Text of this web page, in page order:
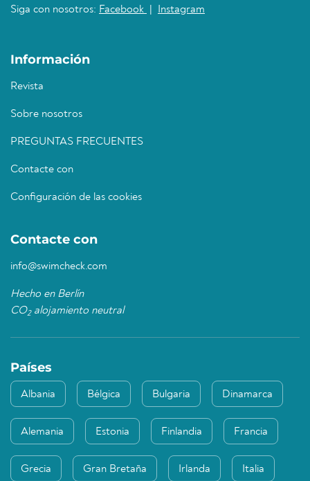
Siga con nosotros: Facebook Instagram
Información
Revista
Sobre nosotros
PREGUNTAS FRECUENTES
Contacte con
Configuración de las cookies
Contacte con
info@swimcheck.com
Hecho en Berlín
CO2alojamiento neutral
Países
Albania Bélgica Bulgaria Dinamarca
Alemania Estonia Finlandia Francia
Grecia Gran Bretaña Irlanda Italia